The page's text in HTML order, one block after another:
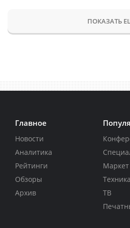
ПОКАЗАТЬ
Главное
Новости
Аналитика
Рейтинги
Обзоры
Архив
Маркет
Техника
ТВ